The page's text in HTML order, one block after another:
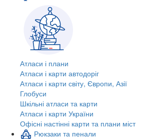
Атласи і плани
Атласи і карти автодоріг
Атласи і карти світу, Європи, Азії
Глобуси
Шкільні атласи та карти
Атласи і карти України
Офісні настінні карти та плани міст
Рюкзаки та пенали